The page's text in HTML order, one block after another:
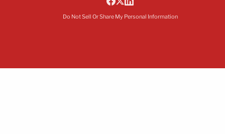
Do Not Sell Or Share My Personal Information